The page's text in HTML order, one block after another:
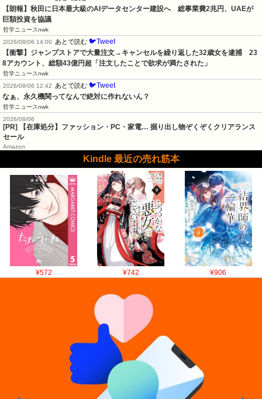
【朗報】秋田に日本最大級のAIデータセンター建設へ　総事業費2兆円、UAEが
巨額投資を協議
哲学ニュースnwk
2026/08/06 14:00
あとで読む 🐦Tweet
【衝撃】ジャンプストアで大量注文→キャンセルを繰り返した32歳女を逮捕　23
8アカウント、総額43億円超「注文したことで欲求が満たされた」
哲学ニュースnwk
2026/08/06 12:42
あとで読む 🐦Tweet
なぁ、永久機関ってなんで絶対に作れないん？
哲学ニュースnwk
2026/08/06
[PR] 【在庫処分】ファッション・PC・家電… 掘り出し物ぞくぞくクリアランス
セール
Amazon
Kindle 最近の売れ筋本
¥572 ¥742 ¥906